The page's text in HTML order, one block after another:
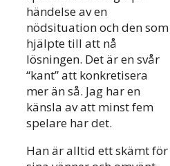
händelse av en
nödsituation och den som
hjälpte till att nå
lösningen. Det är en svår
“kant” att konkretisera
mer än så. Jag har en
känsla av att minst fem
spelare har det.
Han är alltid ett skämt för